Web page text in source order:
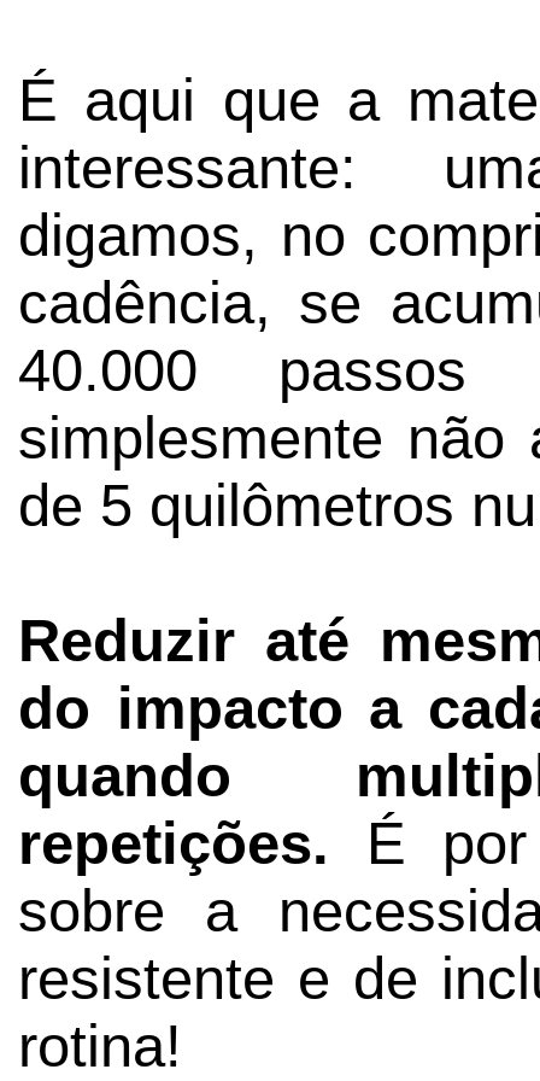
É aqui que a
interessante:
digamos, no
cadência, se
40.000
simplesmente não
de 5 quilômetros
Reduzir até
do impacto a
quando
repetições. É por
sobre a
resistente e de
rotina!